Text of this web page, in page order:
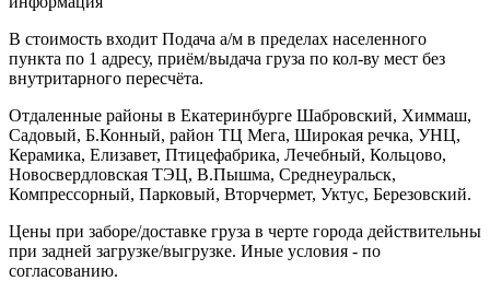
В стоимость входит Подача а/м в пределах населенного
пункта по 1 адресу, приём/выдача груза по кол-ву мест без
внутритарного пересчёта.
Отдаленные районы в Екатеринбурге Шабровский, Химмаш,
Садовый, Б.Конный, район ТЦ Мега, Широкая речка, УНЦ,
Керамика, Елизавет, Птицефабрика, Лечебный, Кольцово,
Новосвердловская ТЭЦ, В.Пышма, Среднеуральск,
Компрессорный, Парковый, Вторчермет, Уктус, Березовский.
Цены при заборе/доставке груза в черте города действительны
при задней загрузке/выгрузке. Иные условия - по
согласованию.